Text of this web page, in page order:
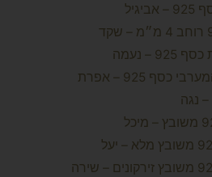
– נעמה
כסף 925 – אפרת